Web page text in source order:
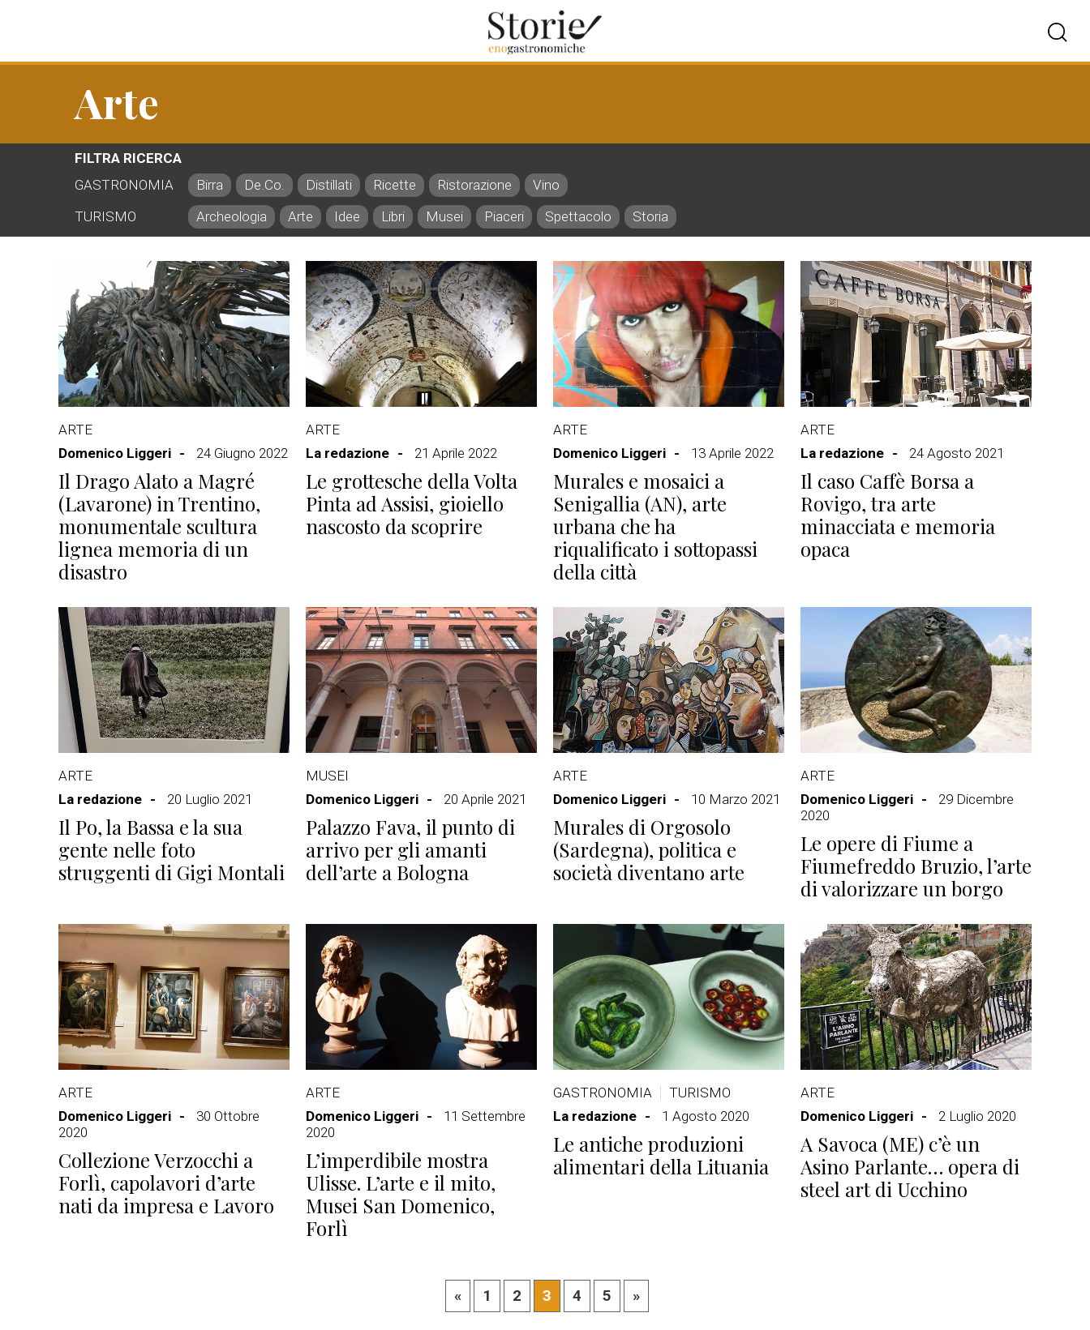
Arte
FILTRA RICERCA
GASTRONOMIA
Birra De.Co. Distillati Ricette Ristorazione
Vino
TURISMO
Archeologia Arte Idee Libri Musei Piaceri Spettacolo Storia
ARTE
Domenico Liggeri
24 Giugno 2022
Il Drago Alato a Magré
(Lavarone) in Trentino,
monumentale scultura
lignea memoria di un
disastro
ARTE
La redazione
21 Aprile 2022
Le grottesche della Volta
Pinta ad Assisi, gioiello
nascosto da scoprire
ARTE
Domenico Liggeri
13 Aprile 2022
Murales e mosaici a
Senigallia (AN), arte
urbana che ha
riqualificato i sottopassi
della città
ARTE
La redazione
24 Agosto 2021
Il caso Caffè Borsa a
Rovigo, tra arte
minacciata e memoria
opaca
ARTE
La redazione
20 Luglio 2021
Il Po, la Bassa e la sua
gente nelle foto
struggenti di Gigi Montali
MUSEI
Domenico Liggeri
20 Aprile 2021
Palazzo Fava, il punto di
arrivo per gli amanti
dell’arte a Bologna
ARTE
Domenico Liggeri
10 Marzo 2021
Murales di Orgosolo
(Sardegna), politica e
società diventano arte
ARTE
Domenico Liggeri
29 Dicembre
2020
Le opere di Fiume a
Fiumefreddo Bruzio, l’arte
di valorizzare un borgo
ARTE
Domenico Liggeri
30 Ottobre
2020
Collezione Verzocchi a
Forlì, capolavori d’arte
nati da impresa e Lavoro
ARTE
Domenico Liggeri
11 Settembre
2020
L’imperdibile mostra
Ulisse. L’arte e il mito,
Musei San Domenico,
Forlì
GASTRONOMIA
TURISMO
La redazione
1 Agosto 2020
Le antiche produzioni
alimentari della Lituania
ARTE
Domenico Liggeri
2 Luglio 2020
A Savoca (ME) c’è un
Asino Parlante… opera di
steel art di Ucchino
« 1 2 3 4 5 »